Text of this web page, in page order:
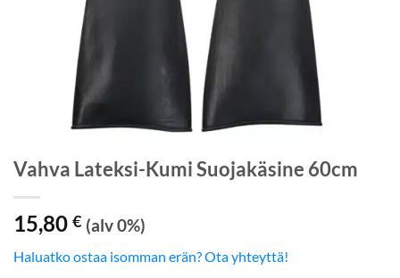
Vahva Lateksi-Kumi Suojakäsine 60cm
15,80 € (alv 0%)
Haluatko ostaa isomman erän? Ota yhteyttä!